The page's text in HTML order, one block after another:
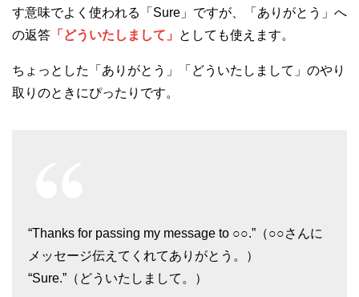
す意味でよく使われる「Sure」ですが、「ありがとう」へ
の返答 「どういたしまして」 としても使えます。
ちょっとした「ありがとう」「どういたしまして」のやり
取りのときにぴったりです。
“Thanks for passing my message to ○○.”（○○さんに
メッセージ伝えてくれてありがとう。）
“Sure.”（どういたしまして。）